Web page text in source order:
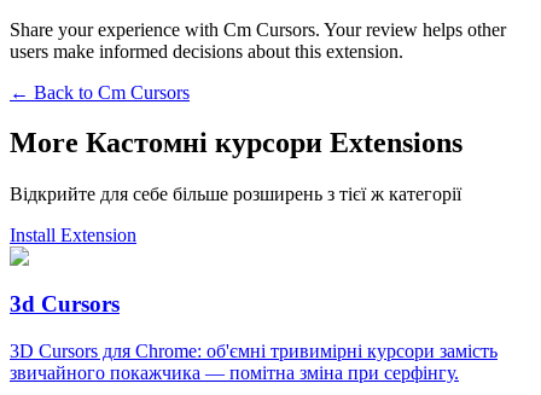
Share your experience with Cm Cursors. Your review helps other
users make informed decisions about this extension.
← Back to Cm Cursors
More Кастомні курсори Extensions
Відкрийте для себе більше розширень з тієї ж категорії
Install Extension
3d Cursors
3D Cursors для Chrome: об'ємні тривимірні курсори замість
звичайного покажчика — помітна зміна при серфінгу.